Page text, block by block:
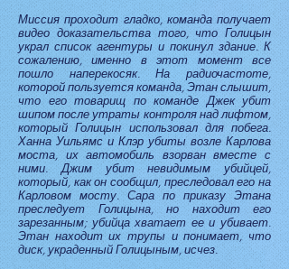
Миссия проходит гладко, команда получает
видео доказательства того, что Голицын
украл список агентуры и покинул здание. К
сожалению, именно в этот момент все
пошло наперекосяк. На радиочастоте,
которой пользуется команда, Этан слышит,
что его товарищ по команде Джек убит
шипом после утраты контроля над лифтом,
который Голицын использовал для побега.
Ханна Уильямс и Клэр убиты возле Карлова
моста, их автомобиль взорван вместе с
ними. Джим убит невидимым убийцей,
который, как он сообщил, преследовал его на
Карловом мосту. Сара по приказу Этана
преследует Голицына, но находит его
зарезанным; убийца хватает ее и убивает.
Этан находит их трупы и понимает, что
диск, украденный Голицыным, исчез.